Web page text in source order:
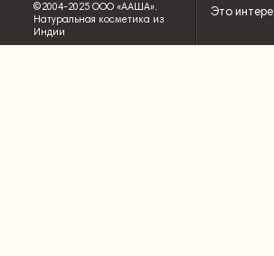
Это
©2004-2025 ООО «ААША».
Натуральная косметика из
Индии